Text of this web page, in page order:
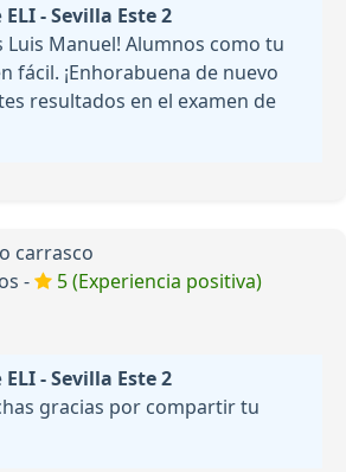
ELI - Sevilla Este 2
Luis Manuel! Alumnos como tu
fácil. ¡Enhorabuena de nuevo
resultados en el examen de
carrasco
-
5 (Experiencia positiva)
ELI - Sevilla Este 2
gracias por compartir tu